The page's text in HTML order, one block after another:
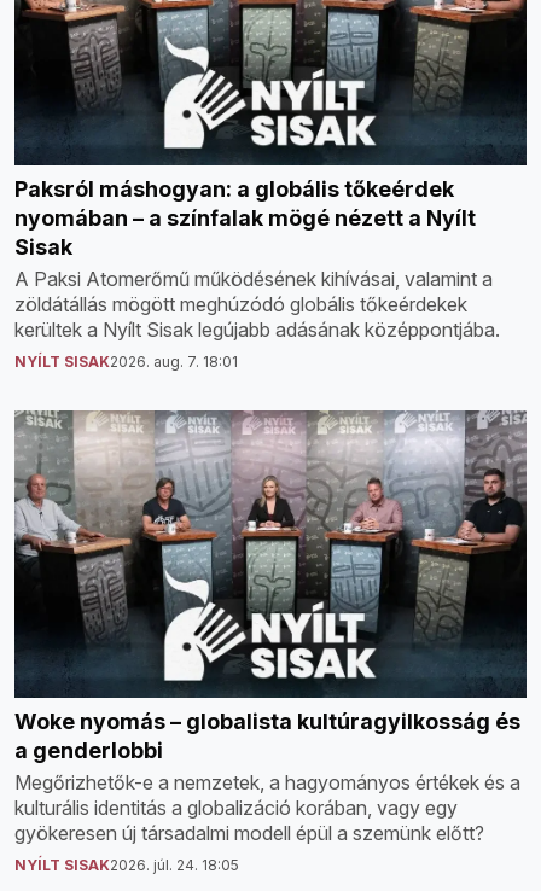
Paksról máshogyan: a globális tőkeérdek
nyomában – a színfalak mögé nézett a Nyílt
Sisak
A Paksi Atomerőmű működésének kihívásai, valamint a
zöldátállás mögött meghúzódó globális tőkeérdekek
kerültek a Nyílt Sisak legújabb adásának középpontjába.
NYÍLT SISAK2026. aug. 7. 18:01
Woke nyomás – globalista kultúragyilkosság és
a genderlobbi
Megőrizhetők-e a nemzetek, a hagyományos értékek és a
kulturális identitás a globalizáció korában, vagy egy
gyökeresen új társadalmi modell épül a szemünk előtt?
NYÍLT SISAK2026. júl. 24. 18:05